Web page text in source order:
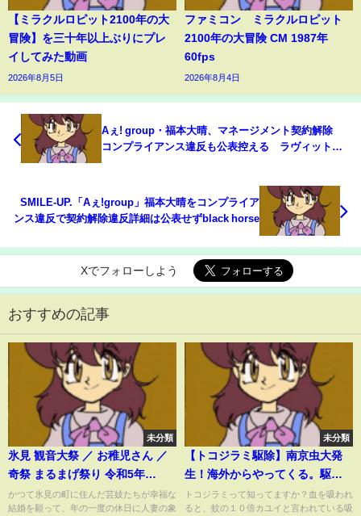
【ミラクルロピット2100年の大
冒険】を三十年以上ぶりにプレ
イしてみた動画
2026年8月5日
ファミコン ミラクルロピット
2100年の大冒険 CM 1987年
60fps
2026年8月4日
Aぇ! group・福本大晴、マネージメント契約解除
コンプライアンス違反も公表控える ラヴィット事
SMILE-UP.「Aぇ!group」福本大晴をコンプライア
ンス違反で契約解除違反詳細は公表せずblack horse
Xでフォローしよう
おすすめの記事
未分類
氷見 観音大祭 ／ お稚児さん ／
奇祭 まるまげ祭り 令和5年
（2023年）
かつて氷見の町に住んだ芸妓たちが幸福な
結婚を願って、年の一度の休日に人妻の象
未分類
【トコジラミ駆除】南京虫大発
生！海外からやってくる。駆除
の仕方をお教えします！
トコジラミって知ってますか？血を吸われ
ると、蚊の１０倍カユイと言われている吸